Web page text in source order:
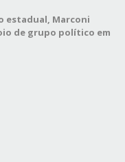
estadual, Marconi
de grupo político em